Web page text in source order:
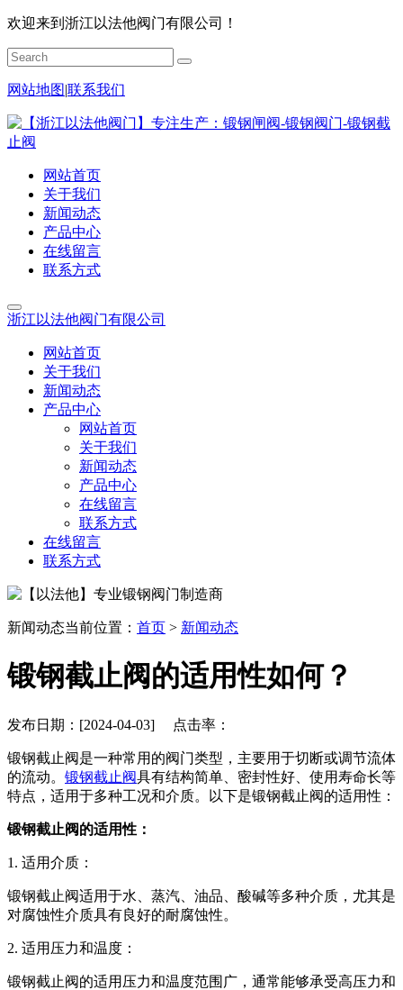
欢迎来到浙江以法他阀门有限公司！
网站地图|联系我们
网站首页
关于我们
新闻动态
产品中心
在线留言
联系方式
浙江以法他阀门有限公司
网站首页
关于我们
新闻动态
产品中心
网站首页
关于我们
新闻动态
产品中心
在线留言
联系方式
在线留言
联系方式
新闻动态当前位置： 首页 > 新闻动态
锻钢截止阀的适用性如何？
发布日期：[2024-04-03] 点击率：
锻钢截止阀是一种常用的阀门类型，主要用于切断或调节流体
的流动。 锻钢截止阀具有结构简单、密封性好、使用寿命长等
特点，适用于多种工况和介质。以下是锻钢截止阀的适用性：
锻钢截止阀的适用性：
1. 适用介质：
锻钢截止阀适用于水、蒸汽、油品、酸碱等多种介质，尤其是
对腐蚀性介质具有良好的耐腐蚀性。
2. 适用压力和温度：
锻钢截止阀的适用压力和温度范围广，通常能够承受高压力和